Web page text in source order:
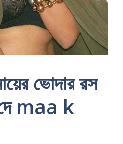
ভোদার রস
maa k